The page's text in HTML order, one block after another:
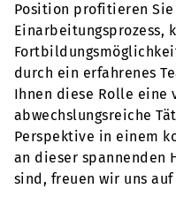
Position profitieren
Einarbeitungsprozess,
durch ein erfahrenes
Ihnen diese Rolle eine
abwechslungsreiche
Perspektive in einem
an dieser spannenden
sind, freuen wir uns